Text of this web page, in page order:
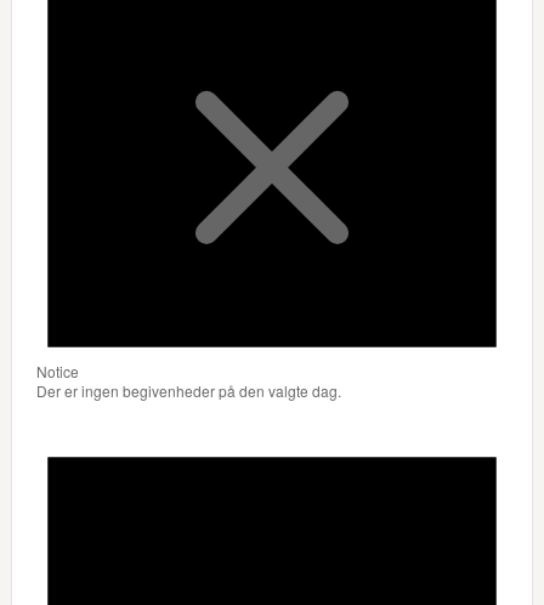
Notice
Der er ingen begivenheder på den valgte dag.